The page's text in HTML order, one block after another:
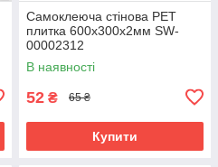
Самоклеюча стінова PET
плитка 600х300х2мм SW-
00002312
В наявності
52 ₴ 65 ₴
Купити